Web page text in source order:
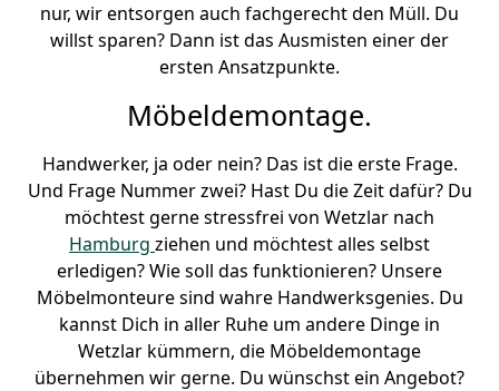
nur, wir entsorgen auch fachgerecht den Müll. Du
willst sparen? Dann ist das Ausmisten einer der
ersten Ansatzpunkte.
Möbeldemontage.
Handwerker, ja oder nein? Das ist die erste Frage.
Und Frage Nummer zwei? Hast Du die Zeit dafür? Du
möchtest gerne stressfrei von Wetzlar nach
Hamburg ziehen und möchtest alles selbst
erledigen? Wie soll das funktionieren? Unsere
Möbelmonteure sind wahre Handwerksgenies. Du
kannst Dich in aller Ruhe um andere Dinge in
Wetzlar kümmern, die Möbeldemontage
übernehmen wir gerne. Du wünschst ein Angebot?